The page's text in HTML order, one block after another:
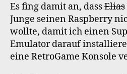
Es fing damit an, dassElias
Junge seinen Raspberry
wollte, damit ich einen
Emulator darauf
eine RetroGame Konsole